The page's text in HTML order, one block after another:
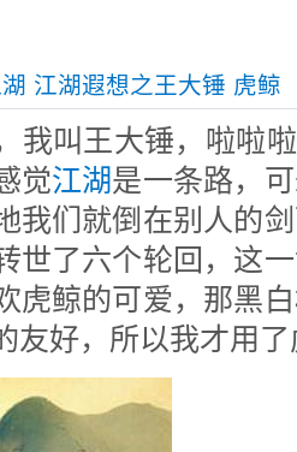
江湖遐想之王大锤 虎鲸
我叫王大锤，啦啦
觉江湖是一条路，
我们就倒在别人的
世了六个轮回，这
虎鲸的可爱，那黑
友好，所以我才用